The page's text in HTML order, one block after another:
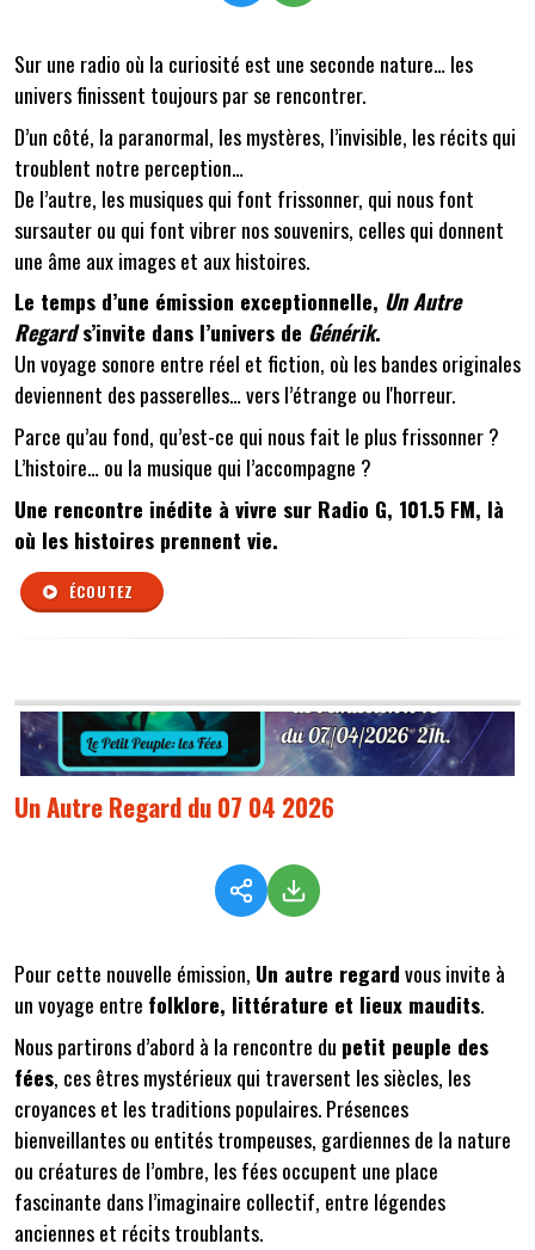
Sur une radio où la curiosité est une seconde nature… les
univers finissent toujours par se rencontrer.
D’un côté, la paranormal, les mystères, l’invisible, les récits qui
troublent notre perception…
De l’autre, les musiques qui font frissonner, qui nous font
sursauter ou qui font vibrer nos souvenirs, celles qui donnent
une âme aux images et aux histoires.
Le temps d’une émission exceptionnelle, Un Autre
Regards’invite dans l’univers de Générik.
Un voyage sonore entre réel et fiction, où les bandes originales
deviennent des passerelles… vers l’étrange ou l'horreur.
Parce qu’au fond, qu’est-ce qui nous fait le plus frissonner ?
L’histoire… ou la musique qui l’accompagne ?
Une rencontre inédite à vivre sur Radio G, 101.5 FM, là
où les histoires prennent vie.
ÉCOUTEZ
Un Autre Regard du 07 04 2026
Pour cette nouvelle émission, Un autre regardvous invite à
un voyage entre folklore, littérature et lieux maudits.
Nous partirons d’abord à la rencontre du petit peuple des
fées, ces êtres mystérieux qui traversent les siècles, les
croyances et les traditions populaires. Présences
bienveillantes ou entités trompeuses, gardiennes de la nature
ou créatures de l’ombre, les fées occupent une place
fascinante dans l’imaginaire collectif, entre légendes
anciennes et récits troublants.